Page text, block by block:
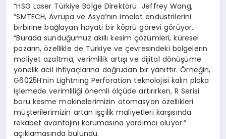
“HSG Laser Türkiye Bölge Direktörü Jeffrey Wang,
“SMTECH, Avrupa ve Asya’nın imalat endüstrilerini
birbirine bağlayan hayati bir köprü görevi görüyor.
“Burada sunduğumuz akıllı kesim çözümleri, küresel
pazarın, özellikle de Türkiye ve çevresindeki bölgelerin
maliyet azaltma, verimlilik artışı ve dijital dönüşüme
yönelik acil ihtiyaçlarına doğrudan bir yanıttır. Örneğin,
G6025H’nin Lightning Perforation teknolojisi kalın plaka
işlemede verimliliği önemli ölçüde artırırken, R Serisi
boru kesme makinelerimizin otomasyon özellikleri
müşterilerimizin artan işçilik maliyetleri karşısında
rekabet avantajını korumasına yardımcı oluyor.”
açıklamasında bulundu.